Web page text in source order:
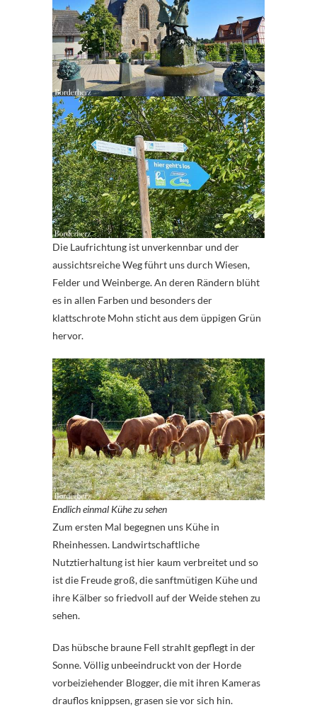
Die Laufrichtung ist unverkennbar und der
aussichtsreiche Weg führt uns durch Wiesen,
Felder und Weinberge. An deren Rändern blüht
es in allen Farben und besonders der
klattschrote Mohn sticht aus dem üppigen Grün
hervor.
Endlich einmal Kühe zu sehen
Zum ersten Mal begegnen uns Kühe in
Rheinhessen. Landwirtschaftliche
Nutztierhaltung ist hier kaum verbreitet und so
ist die Freude groß, die sanftmütigen Kühe und
ihre Kälber so friedvoll auf der Weide stehen zu
sehen.
Das hübsche braune Fell strahlt gepflegt in der
Sonne. Völlig unbeeindruckt von der Horde
vorbeiziehender Blogger, die mit ihren Kameras
drauflos knippsen, grasen sie vor sich hin.